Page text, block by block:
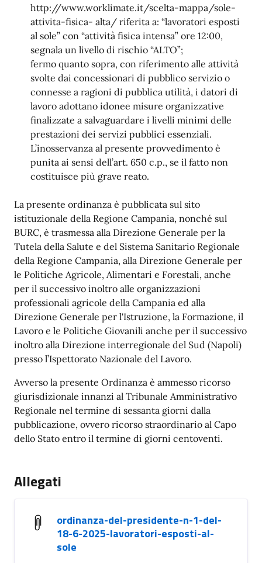
http://www.worklimate.it/scelta-mappa/sole-
attivita-fisica- alta/ riferita a: “lavoratori esposti
al sole” con “attività fisica intensa” ore 12:00,
segnala un livello di rischio “ALTO”;
fermo quanto sopra, con riferimento alle attività
svolte dai concessionari di pubblico servizio o
connesse a ragioni di pubblica utilità, i datori di
lavoro adottano idonee misure organizzative
finalizzate a salvaguardare i livelli minimi delle
prestazioni dei servizi pubblici essenziali.
L’inosservanza al presente provvedimento è
punita ai sensi dell’art. 650 c.p., se il fatto non
costituisce più grave reato.
La presente ordinanza è pubblicata sul sito
istituzionale della Regione Campania, nonché sul
BURC, è trasmessa alla Direzione Generale per la
Tutela della Salute e del Sistema Sanitario Regionale
della Regione Campania, alla Direzione Generale per
le Politiche Agricole, Alimentari e Forestali, anche
per il successivo inoltro alle organizzazioni
professionali agricole della Campania ed alla
Direzione Generale per l'Istruzione, la Formazione, il
Lavoro e le Politiche Giovanili anche per il successivo
inoltro alla Direzione interregionale del Sud (Napoli)
presso l’Ispettorato Nazionale del Lavoro.
Avverso la presente Ordinanza è ammesso ricorso
giurisdizionale innanzi al Tribunale Amministrativo
Regionale nel termine di sessanta giorni dalla
pubblicazione, ovvero ricorso straordinario al Capo
dello Stato entro il termine di giorni centoventi.
Allegati
ordinanza-del-presidente-n-1-del-
18-6-2025-lavoratori-esposti-al-
sole